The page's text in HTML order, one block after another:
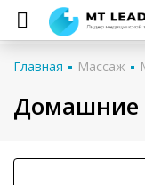
Главная Массаж
Домашние